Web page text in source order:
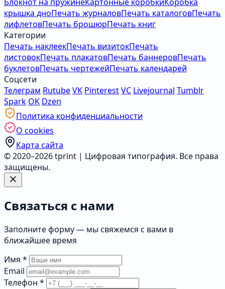
крышка дноПечать журналовПечать каталоговПечать
лифлетовПечать брошюрПечать книг
Категории
Печать наклеекПечать визитокПечать
листовокПечать плакатовПечать баннеровПечать
буклетовПечать чертежейПечать календарей
Соцсети
Телеграм RutubeVK PinterestVC Livejournal Tumblr
Spark OK Dzen
Политика конфиденциальности
О cookies
Карта сайта
© 2020–2026 tprint | Цифровая типография. Все права
защищены.
Связаться с нами
Заполните форму — мы свяжемся с вами в
ближайшее время
Имя *
Email
Телефон *